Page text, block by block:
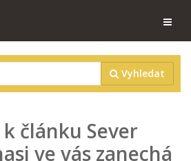
Vyhledat
článku Sever
ve vás zanechá